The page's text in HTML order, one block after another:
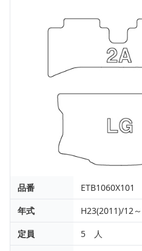
品番
ETB1060X101
年式
H23(2011)/12
定員
5 人